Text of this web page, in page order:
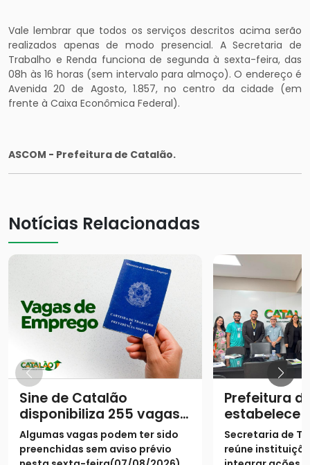
Vale lembrar que todos os serviços descritos acima serão
realizados apenas de modo presencial. A Secretaria de
Trabalho e Renda funciona de segunda à sexta-feira, das
08h às 16 horas (sem intervalo para almoço). O endereço é
Avenida 20 de Agosto, 1.857, no centro da cidade (em
frente à Caixa Econômica Federal).
ASCOM - Prefeitura de Catalão.
Notícias Relacionadas
Sine de Catalão
disponibiliza 255 vagas
de empregos
Algumas vagas podem ter sido
preenchidas sem aviso prévio
Prefeitura
estabelece
unificada
Secretaria de
reúne